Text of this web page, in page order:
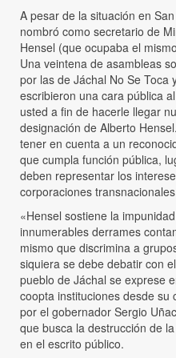
A pesar de la situación en
nombró como secretario de
Hensel (que ocupaba el
Una veintena de asambleas
por las de Jáchal No Se Toca
escribieron una cara pública
usted a fin de hacerle llegar
designación de Alberto
tener en cuenta a un
que cumpla función pública,
deben representar los
corporaciones
«Hensel sostiene la
innumerables derrames
mismo que discrimina a
siquiera se debe debatir con
pueblo de Jáchal se exprese
coopta instituciones desde su
por el gobernador Sergio
que busca la destrucción de
en el escrito público.